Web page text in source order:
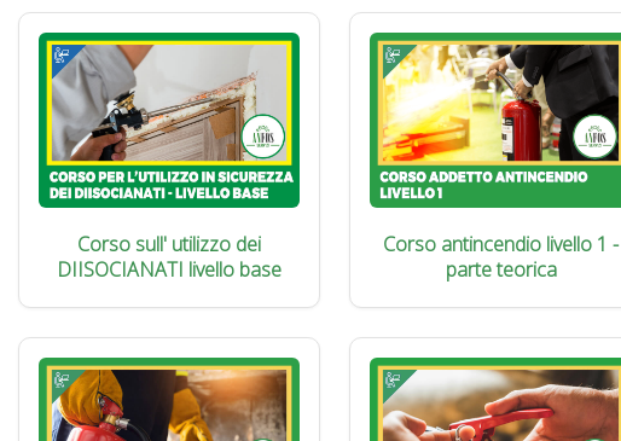
Corso sull' utilizzo dei
DIISOCIANATI livello base
Corso antincendio livello 1 -
parte teorica